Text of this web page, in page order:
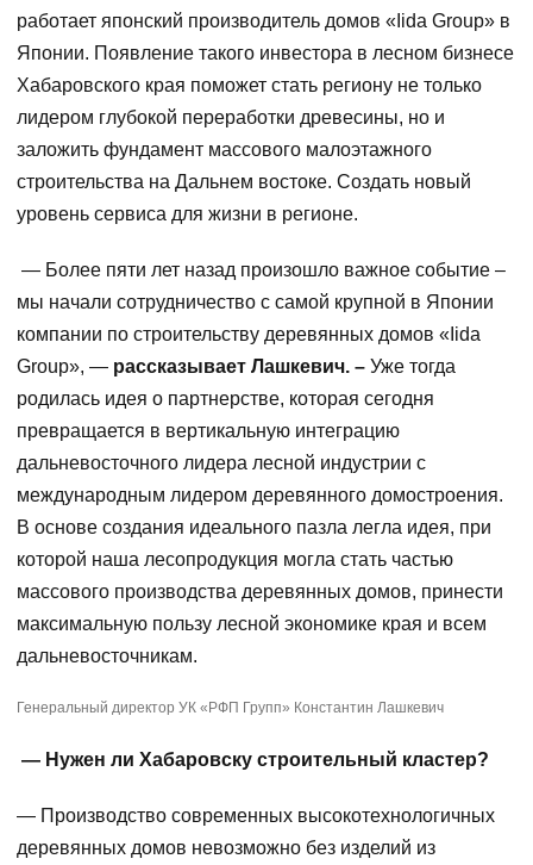
работает японский производитель домов «Iida Group» в
Японии. Появление такого инвестора в лесном бизнесе
Хабаровского края поможет стать региону не только
лидером глубокой переработки древесины, но и
заложить фундамент массового малоэтажного
строительства на Дальнем востоке. Создать новый
уровень сервиса для жизни в регионе.
— Более пяти лет назад произошло важное событие –
мы начали сотрудничество с самой крупной в Японии
компании по строительству деревянных домов «Iida
Group», — рассказывает Лашкевич. – Уже тогда
родилась идея о партнерстве, которая сегодня
превращается в вертикальную интеграцию
дальневосточного лидера лесной индустрии с
международным лидером деревянного домостроения.
В основе создания идеального пазла легла идея, при
которой наша лесопродукция могла стать частью
массового производства деревянных домов, принести
максимальную пользу лесной экономике края и всем
дальневосточникам.
Генеральный директор УК «РФП Групп» Константин Лашкевич
— Нужен ли Хабаровску строительный кластер?
— Производство современных высокотехнологичных
деревянных домов невозможно без изделий из